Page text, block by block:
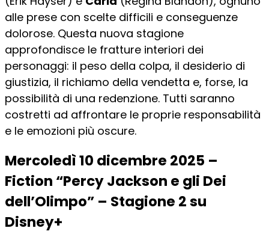
alle prese con scelte difficili e conseguenze
dolorose. Questa nuova stagione
approfondisce le fratture interiori dei
personaggi: il peso della colpa, il desiderio di
giustizia, il richiamo della vendetta e, forse, la
possibilità di una redenzione. Tutti saranno
costretti ad affrontare le proprie responsabilità
e le emozioni più oscure.
Mercoledì 10 dicembre 2025 –
Fiction “Percy Jackson e gli Dei
dell’Olimpo” – Stagione 2 su
Disney+